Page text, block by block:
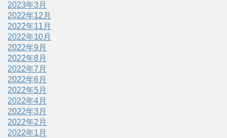
2023年3月
2022年12月
2022年11月
2022年10月
2022年9月
2022年8月
2022年7月
2022年6月
2022年5月
2022年4月
2022年3月
2022年2月
2022年1月